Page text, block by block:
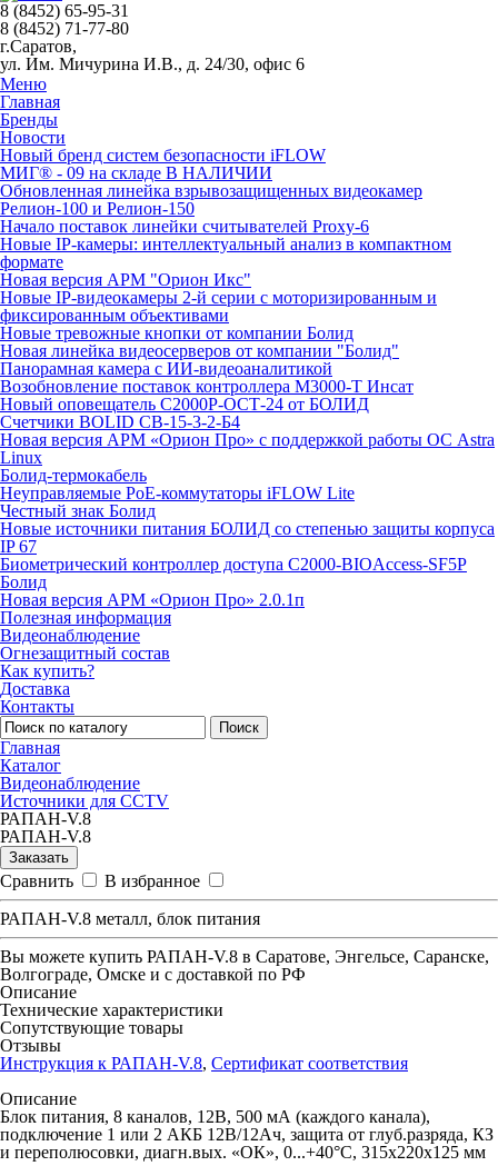
8 (8452) 65-95-31
8 (8452) 71-77-80
г.Саратов,
ул. Им. Мичурина И.В., д. 24/30, офис 6
Меню
Главная
Бренды
Новости
Новый бренд систем безопасности iFLOW
МИГ® - 09 на складе В НАЛИЧИИ
Обновленная линейка взрывозащищенных видеокамер
Релион-100 и Релион-150
Начало поставок линейки считывателей Proxy-6
Новые IP-камеры: интеллектуальный анализ в компактном
формате
Новая версия АРМ "Орион Икс"
Новые IP-видеокамеры 2-й серии с моторизированным и
фиксированным объективами
Новые тревожные кнопки от компании Болид
Новая линейка видеосерверов от компании "Болид"
Панорамная камера с ИИ-видеоаналитикой
Возобновление поставок контроллера М3000-Т Инсат
Новый оповещатель С2000Р-ОСТ-24 от БОЛИД
Счетчики BOLID СВ-15-3-2-Б4
Новая версия АРМ «Орион Про» с поддержкой работы ОС Astra
Linux
Болид-термокабель
Неуправляемые PoE-коммутаторы iFLOW Lite
Честный знак Болид
Новые источники питания БОЛИД со степенью защиты корпуса
IP 67
Биометрический контроллер доступа С2000-BIOAccess-SF5P
Болид
Новая версия АРМ «Орион Про» 2.0.1п
Полезная информация
Видеонаблюдение
Огнезащитный состав
Как купить?
Доставка
Контакты
Поиск
Главная
Каталог
Видеонаблюдение
Источники для CCTV
РАПАН-V.8
РАПАН-V.8
Заказать
Сравнить
В избранное
РАПАН-V.8 металл, блок питания
Вы можете купить РАПАН-V.8 в Саратове, Энгельсе, Саранске,
Волгограде, Омске и с доставкой по РФ
Описание
Технические характеристики
Сопутствующие товары
Отзывы
Инструкция к РАПАН-V.8, Сертификат соответствия
Описание
Блок питания, 8 каналов, 12В, 500 мА (каждого канала),
подключение 1 или 2 АКБ 12В/12Ач, защита от глуб.разряда, КЗ
и переполюсовки, диагн.вых. «ОК», 0...+40°С, 315х220х125 мм